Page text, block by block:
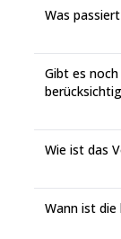
Was
Gibt es
Wie ist das
Wann ist die